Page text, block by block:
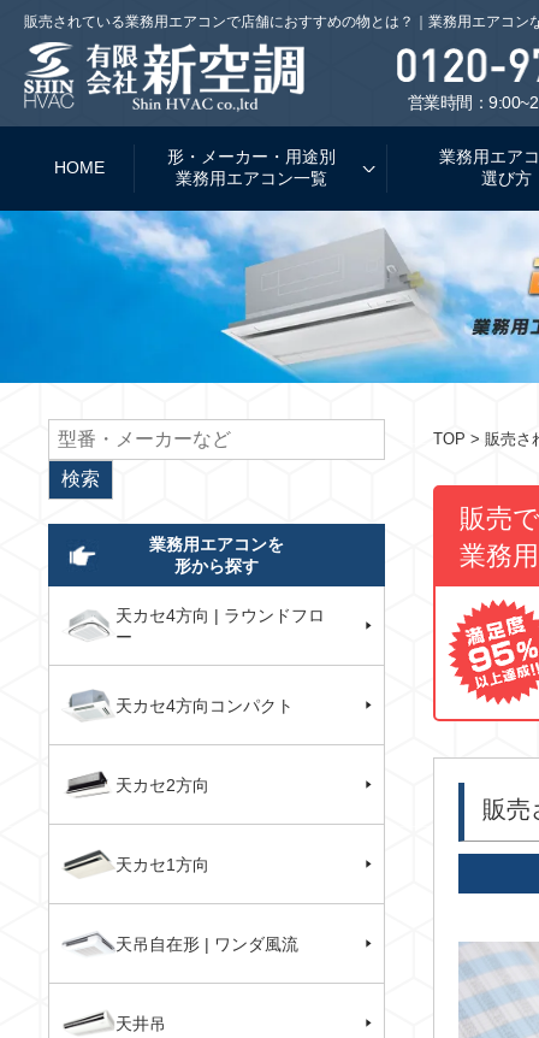
販売されている業務用エアコンで店舗におすすめの物とは？｜業務用エアコン
営業時間：
HOME
形・メーカー・用途別
業務用エアコン一覧
業務用エア
選び方
TOP > 販売さ
販売で
業務
販売
業務用エアコンを
形から探す
天カセ4方向 | ラウンドフロ
ー
天カセ4方向コンパクト
天カセ2方向
天カセ1方向
天吊自在形 | ワンダ風流
天井吊